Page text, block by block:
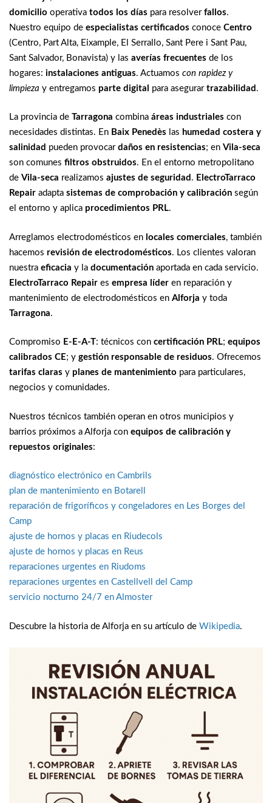
domicilio operativa todos los días para resolver fallos.
Nuestro equipo de especialistas certificados conoce Centro
(Centro, Part Alta, Eixample, El Serrallo, Sant Pere i Sant Pau,
Sant Salvador, Bonavista) y las averías frecuentes de los
hogares: instalaciones antiguas. Actuamos con rapidez y
limpieza y entregamos parte digital para asegurar trazabilidad .
La provincia de Tarragona combina áreas industriales con
necesidades distintas. En Baix Penedès las humedad costera y
salinidad pueden provocar daños en resistencias; en Vila-seca
son comunes filtros obstruidos. En el entorno metropolitano
de Vila-seca realizamos ajustes de seguridad . ElectroTarraco
Repair adapta sistemas de comprobación y calibración según
el entorno y aplica procedimientos PRL.
Arreglamos electrodomésticos en locales comerciales, también
hacemos revisión de electrodomésticos. Los clientes valoran
nuestra eficacia y la documentación aportada en cada servicio.
ElectroTarraco Repair es empresa líder en reparación y
mantenimiento de electrodomésticos en Alforja y toda
Tarragona.
Compromiso E-E-A-T: técnicos con certificación PRL; equipos
calibrados CE; y gestión responsable de residuos. Ofrecemos
tarifas claras y planes de mantenimiento para particulares,
negocios y comunidades.
Nuestros técnicos también operan en otros municipios y
barrios próximos a Alforja con equipos de calibración y
repuestos originales:
diagnóstico electrónico en Cambrils
plan de mantenimiento en Botarell
reparación de frigoríficos y congeladores en Les Borges del
Camp
ajuste de hornos y placas en Riudecols
ajuste de hornos y placas en Reus
reparaciones urgentes en Riudoms
reparaciones urgentes en Castellvell del Camp
servicio nocturno 24/7 en Almoster
Descubre la historia de Alforja en su artículo de Wikipedia.